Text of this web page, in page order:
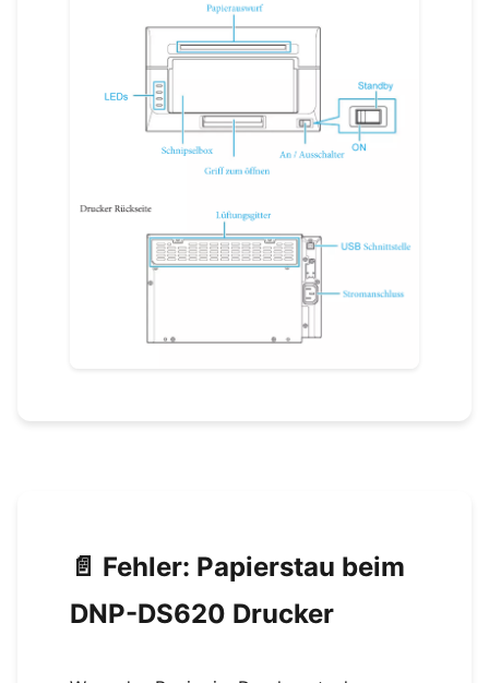
📄 Fehler: Papierstau beim
DNP-DS620 Drucker